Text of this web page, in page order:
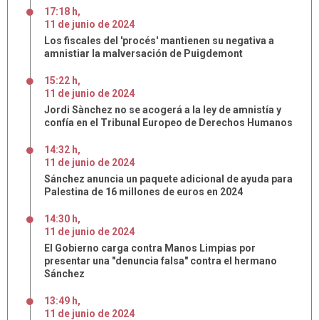
17:18 h,
11 de junio de 2024
Los fiscales del 'procés' mantienen su negativa a
amnistiar la malversación de Puigdemont
15:22 h,
11 de junio de 2024
Jordi Sànchez no se acogerá a la ley de amnistía y
confía en el Tribunal Europeo de Derechos Humanos
14:32 h,
11 de junio de 2024
Sánchez anuncia un paquete adicional de ayuda para
Palestina de 16 millones de euros en 2024
14:30 h,
11 de junio de 2024
El Gobierno carga contra Manos Limpias por
presentar una "denuncia falsa" contra el hermano
Sánchez
13:49 h,
11 de junio de 2024